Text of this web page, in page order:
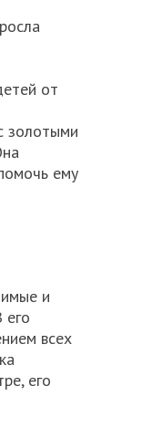
от
золотыми
ему
и
всех
его